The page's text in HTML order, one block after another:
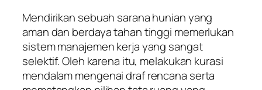
Mendirikan sebuah sarana hunian yang
aman dan berdaya tahan tinggi memerlukan
sistem manajemen kerja yang sangat
selektif. Oleh karena itu, melakukan kurasi
mendalam mengenai draf rencana serta